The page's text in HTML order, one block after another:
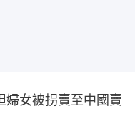
婦女被拐賣至中國賣